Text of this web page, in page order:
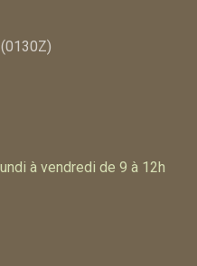
à vendredi de 9 à 12h